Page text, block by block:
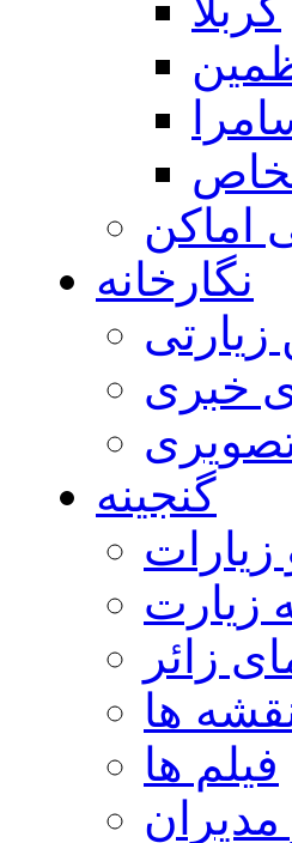
اماکن
نگارخانه
زیارتی
خبری
گنجینه
زیارات
زیارت
زائر
ها
فیلم ها
مديران